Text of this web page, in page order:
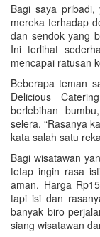
Bagi saya
mereka terhadap
dan sendok yang
Ini terlihat
mencapai ratusan
Beberapa teman
Delicious
berlebihan
selera. “Rasanya
kata salah satu
Bagi wisatawan
tetap ingin rasa
aman. Harga
tapi isi dan
banyak biro
siang wisatawan